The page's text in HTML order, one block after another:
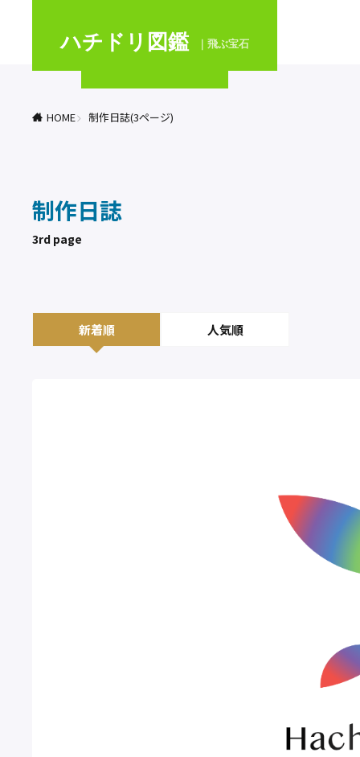
ハチドリ図鑑 ｜飛ぶ宝石
HOME 制作日誌(3ページ)
制作日誌
3rd page
新着順 人気順